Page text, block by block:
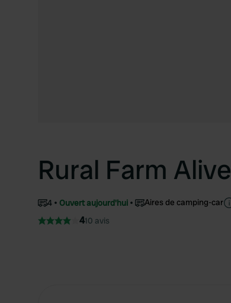
Rural Farm Alive
4 Ouvert aujourd'hui Aires de camping-car
410 avis